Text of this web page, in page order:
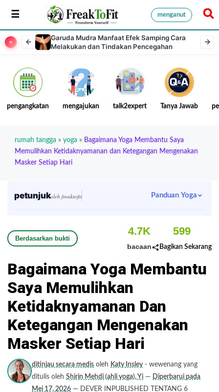
menganut
Garuda Mudra Manfaat Efek Samping Cara
Melakukan dan Tindakan Pencegahan
pengangkatan mengajukan talk2expert Tanya Jawab
rumah tangga » yoga » Bagaimana Yoga Membantu Saya
Memulihkan Ketidaknyamanan dan Ketegangan Mengenakan
Masker Setiap Hari
petunjukoleh freaktofit Panduan Yoga
Berdasarkan bukti
4.7K
bacaan
599
Bagikan Sekarang
Bagaimana Yoga Membantu
Saya Memulihkan
Ketidaknyamanan Dan
Ketegangan Mengenakan
Masker Setiap Hari
ditinjau secara medis oleh Katy Insley - wewenang yang
ditulis oleh Shirin Mehdi (ahli yoga), Yi — Diperbarui pada
Mei 17, 2026 — DEVER INPUBLISHED TENTANG 6